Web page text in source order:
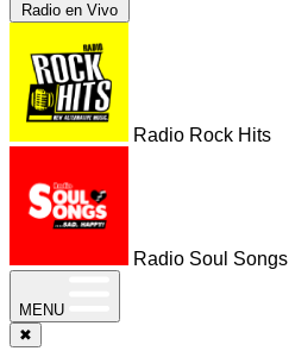
Radio en Vivo
Radio Rock Hits
Radio Soul Songs
MENU
✖